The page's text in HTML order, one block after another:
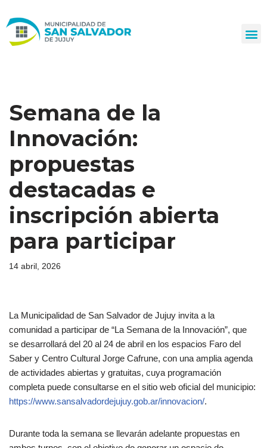
al
Semana de la
Innovación:
propuestas
destacadas e
inscripción abierta
para participar
14 abril, 2026
La Municipalidad de San Salvador de Jujuy invita a la
comunidad a participar de “La Semana de la Innovación”, que
se desarrollará del 20 al 24 de abril en los espacios Faro del
Saber y Centro Cultural Jorge Cafrune, con una amplia agenda
de actividades abiertas y gratuitas, cuya programación
completa puede consultarse en el sitio web oficial del municipio:
https://www.sansalvadordejujuy.gob.ar/innovacion/.
Durante toda la semana se llevarán adelante propuestas en